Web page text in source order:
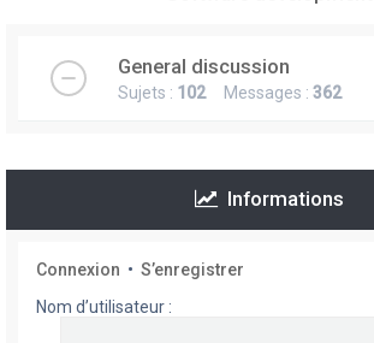
General discussion
Sujets : 102Messages : 362
Informations
Connexion • S’enregistrer
Nom d’utilisateur :